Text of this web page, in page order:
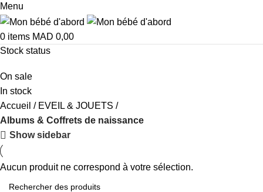
Menu
0 items MAD 0,00
Stock status
On sale
In stock
Accueil
EVEIL & JOUETS
Albums & Coffrets de naissance
Show sidebar
Aucun produit ne correspond à votre sélection.